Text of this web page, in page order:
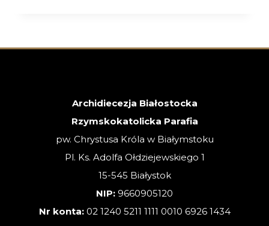
ZWYKŁA
Archidiecezja Białostocka
Rzymskokatolicka Parafia
pw. Chrystusa Króla w Białymstoku
Pl. Ks. Adolfa Ołdziejewskiego 1
15-545 Białystok
NIP: 9660905120
Nr konta: 02 1240 5211 1111 0010 6926 1434